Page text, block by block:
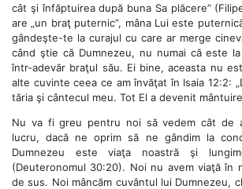
cât şi înfăptuirea după buna Sa plăcere”
are „un braţ puternic”, mâna Lui este
gândeşte-te la curajul cu care ar merge
când ştie că Dumnezeu, nu numai că este
într-adevăr braţul său. Ei bine, aceasta nu
alte cuvinte ceea ce am învăţat în Isaia 12:2:
tăria şi cântecul meu. Tot El a devenit
Nu va fi greu pentru noi să vedem cât de
lucru, dacă ne oprim să ne gândim la
Dumnezeu este viaţa noastră şi
(Deuteronomul 30:20). Noi nu avem viaţă în
de sus. Noi mâncăm cuvântul lui Dumnezeu,